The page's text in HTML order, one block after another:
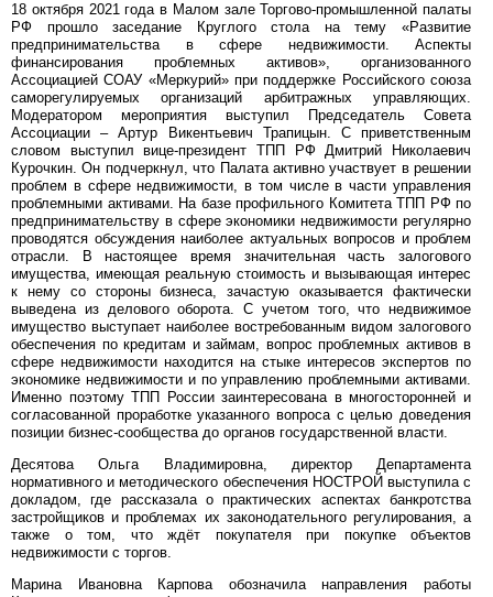
18 октября 2021 года в Малом зале Торгово-промышленной палаты
РФ прошло заседание Круглого стола на тему «Развитие
предпринимательства в сфере недвижимости. Аспекты
финансирования проблемных активов», организованного
Ассоциацией СОАУ «Меркурий» при поддержке Российского союза
саморегулируемых организаций арбитражных управляющих.
Модератором мероприятия выступил Председатель Совета
Ассоциации – Артур Викентьевич Трапицын. С приветственным
словом выступил вице-президент ТПП РФ Дмитрий Николаевич
Курочкин. Он подчеркнул, что Палата активно участвует в решении
проблем в сфере недвижимости, в том числе в части управления
проблемными активами. На базе профильного Комитета ТПП РФ по
предпринимательству в сфере экономики недвижимости регулярно
проводятся обсуждения наиболее актуальных вопросов и проблем
отрасли. В настоящее время значительная часть залогового
имущества, имеющая реальную стоимость и вызывающая интерес
к нему со стороны бизнеса, зачастую оказывается фактически
выведена из делового оборота. С учетом того, что недвижимое
имущество выступает наиболее востребованным видом залогового
обеспечения по кредитам и займам, вопрос проблемных активов в
сфере недвижимости находится на стыке интересов экспертов по
экономике недвижимости и по управлению проблемными активами.
Именно поэтому ТПП России заинтересована в многосторонней и
согласованной проработке указанного вопроса с целью доведения
позиции бизнес-сообщества до органов государственной власти.
Десятова Ольга Владимировна, директор Департамента
нормативного и методического обеспечения НОСТРОЙ выступила с
докладом, где рассказала о практических аспектах банкротства
застройщиков и проблемах их законодательного регулирования, а
также о том, что ждёт покупателя при покупке объектов
недвижимости с торгов.
Марина Ивановна Карпова обозначила направления работы